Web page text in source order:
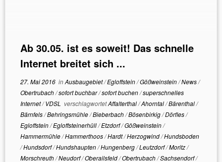
Ab 30.05. ist es soweit! Das schnelle
Internet breitet sich ...
27. Mai 2016inAusbaugebiet/Egloffstein/Gößweinstein/News/
Obertrubach/sofort buchbar/sofort buchen/superschnelles
Internet/VDSL verschlagwortetAffalterthal/Ahorntal/Bärenthal/
Bärnfels/Behringsmühle/Bieberbach/Bösenbirkig/Dörfles/
Egloffstein/Egloffsteinerhüll/Etzdorf/Gößweinstein/
Hammermühle/Hammerthoos/Hardt/Herzogwind/Hundsboden
/Hundsdorf/Hundshaupten/Hungenberg/Leutzdorf/Moritz/
Morschreuth/Neudorf/Oberailsfeld/Obertrubach/Sachsendorf/